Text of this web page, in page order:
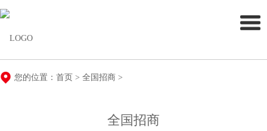
您的位置： 首页 > 全国招商 >
全国招商